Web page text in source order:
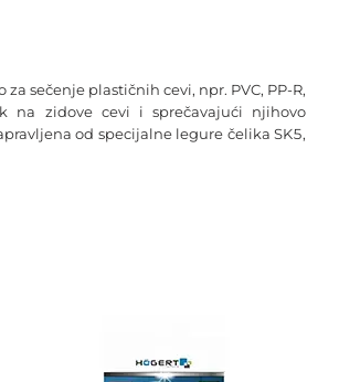
sečenje plastičnih cevi, npr. PVC, PP-R,
na zidove cevi i sprečavajući njihovo
od specijalne legure čelika SK5,